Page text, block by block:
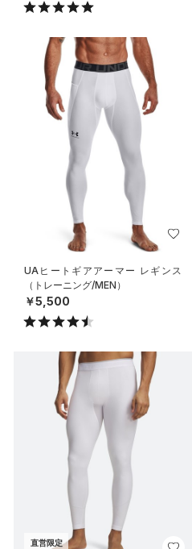
UAヒートギアアーマー レギンス
（トレーニング/MEN）
￥5,500
直営限定